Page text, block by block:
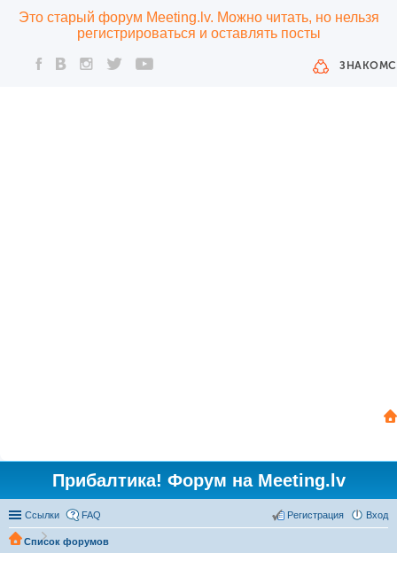
Это старый форум Meeting.lv. Можно читать, но нельзя
регистрироваться и оставлять посты
Прибалтика! Форум на Meeting.lv
Ссылки FAQ Вход
Регистрация
Список форумов